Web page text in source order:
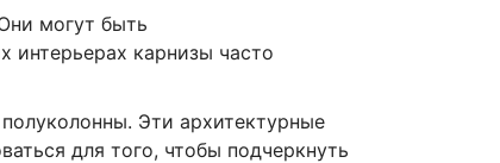
могут быть
карнизы часто
Эти архитектурные
для того, чтобы подчеркнуть